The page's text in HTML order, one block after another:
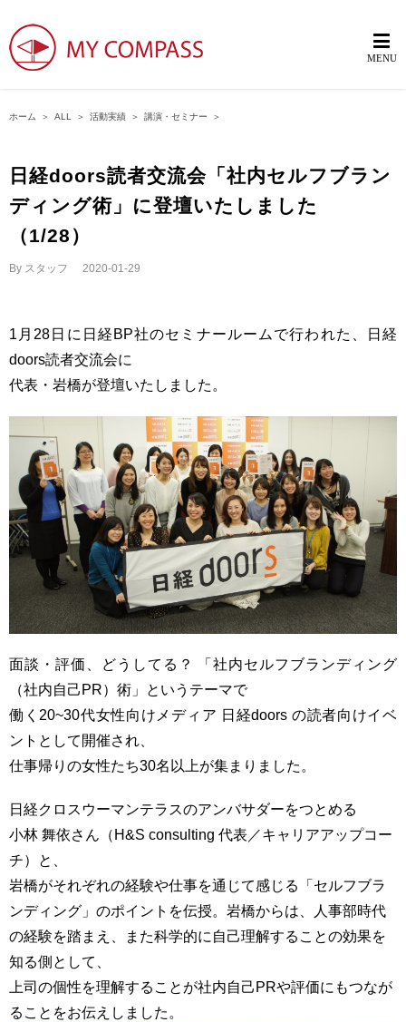
ホーム ＞ ALL ＞ 活動実績 ＞ 講演・セミナー ＞
日経doors読者交流会「社内セルフブラン
ディング術」に登壇いたしました
（1/28）
By スタッフ 2020-01-29
1月28日に日経BP社のセミナールームで行われた、日経
doors読者交流会に
代表・岩橋が登壇いたしました。
面談・評価、どうしてる？ 「社内セルフブランディング
（社内自己PR）術」というテーマで
働く20~30代女性向けメディア 日経doors の読者向けイベ
ントとして開催され、
仕事帰りの女性たち30名以上が集まりました。
日経クロスウーマンテラスのアンバサダーをつとめる
小林 舞依さん（H&S consulting 代表／キャリアアップコー
チ）と、
岩橋がそれぞれの経験や仕事を通じて感じる「セルフブラ
ンディング」のポイントを伝授。岩橋からは、人事部時代
の経験を踏まえ、また科学的に自己理解することの効果を
知る側として、
上司の個性を理解することが社内自己PRや評価にもつなが
ることをお伝えしました。